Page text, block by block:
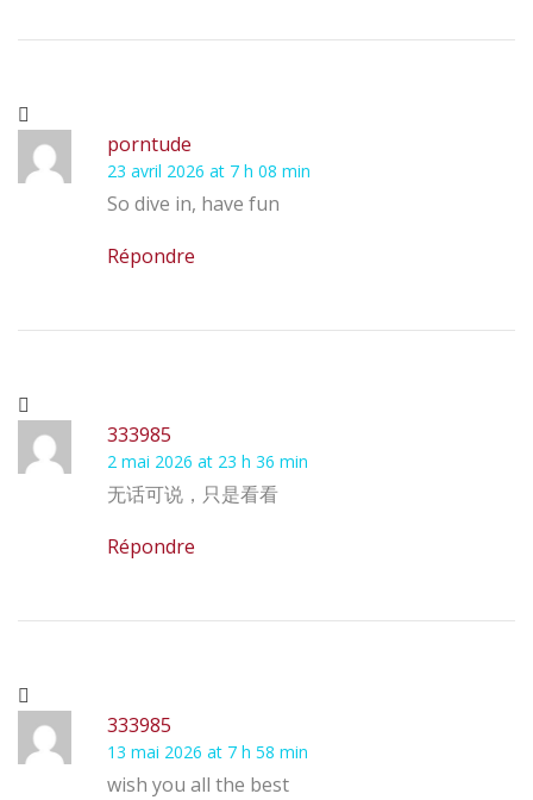
porntude
23 avril 2026 at 7 h 08 min
So dive in, have fun
Répondre
333985
2 mai 2026 at 23 h 36 min
无话可说，只是看看
Répondre
333985
13 mai 2026 at 7 h 58 min
wish you all the best